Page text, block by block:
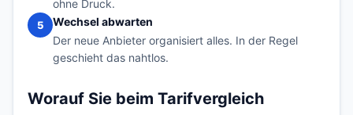
ohne Druck.
5
Wechsel abwarten
Der neue Anbieter organisiert alles. In der Regel
geschieht das nahtlos.
Worauf Sie beim Tarifvergleich